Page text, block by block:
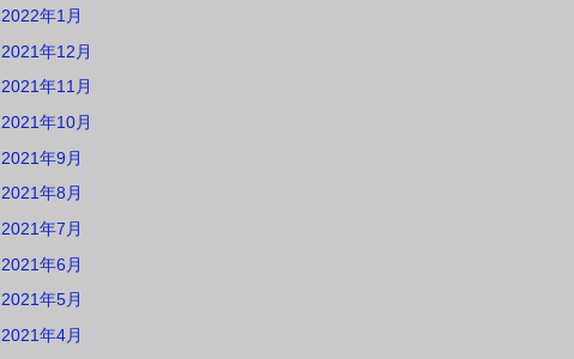
2022年1月
2021年12月
2021年11月
2021年10月
2021年9月
2021年8月
2021年7月
2021年6月
2021年5月
2021年4月